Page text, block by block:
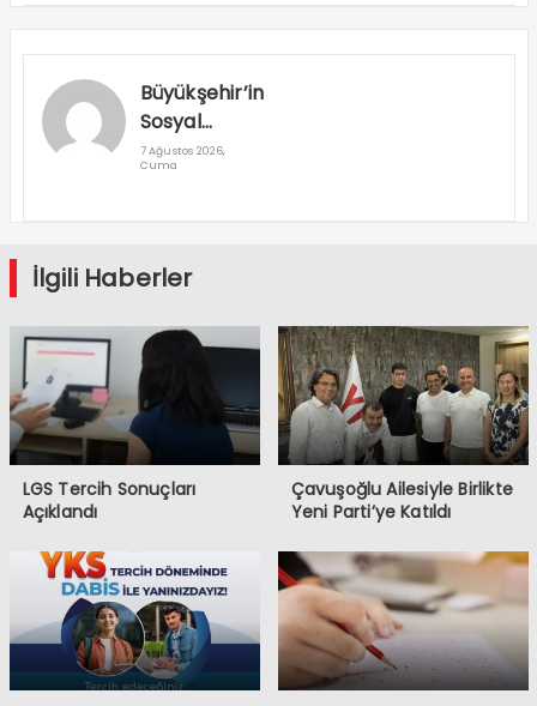
Büyükşehir’in
Sosyal
Destek
7 Ağustos 2026,
Cuma
İlgili Haberler
LGS Tercih Sonuçları
Açıklandı
Çavuşoğlu Ailesiyle Birlikte
Yeni Parti’ye Katıldı